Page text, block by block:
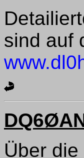
sind auf
Über